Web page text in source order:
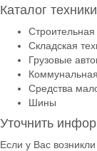
Каталог техники
Строительная
Складская
Грузовые
Средства
Шины
Уточнить
Если у Вас